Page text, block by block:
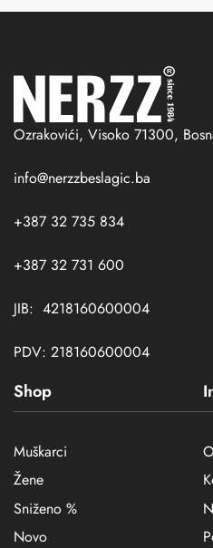
Ozrakovići, Visoko 71300,
info@nerzzbeslagic.ba
+387 32 735 834
+387 32 731 600
JIB: 4218160600004
PDV: 218160600004
Shop
Muškarci
Žene
Sniženo %
Novo